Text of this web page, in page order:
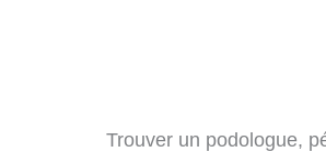
Trouver un podologue,